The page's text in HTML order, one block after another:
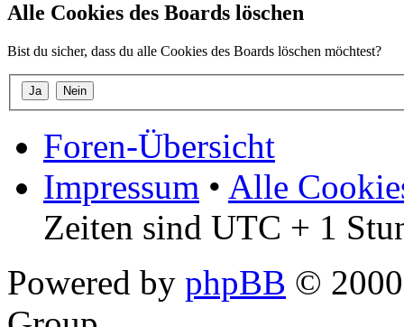
Alle Cookies des Boards löschen
Bist du sicher, dass du alle Cookies des Boards löschen möchtest?
Foren-Übersicht
Impressum • Alle
Zeiten sind UTC + 1
Powered by phpBB ©